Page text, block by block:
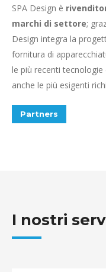
SPA Design è
marchi di settore;
Design integra la
fornitura di
le più recenti
anche le più esigenti
Partners
I nostri